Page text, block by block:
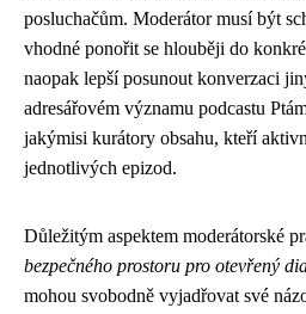
posluchačům. Moderátor musí být
vhodné ponořit se hlouběji do
naopak lepší posunout konverzaci
adresářovém významu podcastu
jakýmisi kurátory obsahu, kteří
jednotlivých epizod.
Důležitým aspektem moderátorské
bezpečného prostoru pro otevřený
mohou svobodně vyjadřovat své